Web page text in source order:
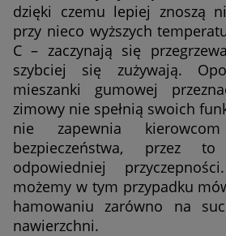
dzięki czemu lepiej znoszą
przy nieco wyższych
C – zaczynają się
szybciej się zużywają.
mieszanki gumowej
zimowy nie spełnią swoich
nie zapewnia kierowcom
bezpieczeństwa, przez
odpowiedniej
możemy w tym przypadku
hamowaniu zarówno na
nawierzchni.